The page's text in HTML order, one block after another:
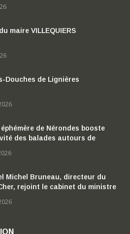
maire VILLEQUIERS
Douches de Lignières
de Nérondes booste
des balades autours de
Michel Bruneau, directeur du
rejoint le cabinet du ministre